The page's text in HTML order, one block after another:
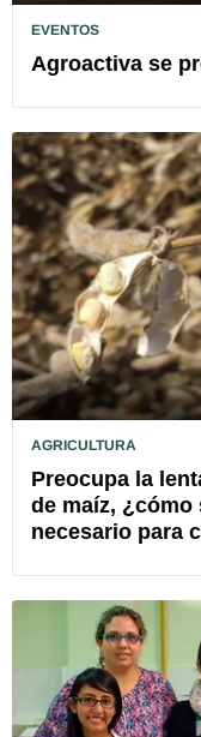
EVENTOS
Agroactiva se
AGRICULTURA
Preocupa la
de maíz, ¿cómo
necesario para